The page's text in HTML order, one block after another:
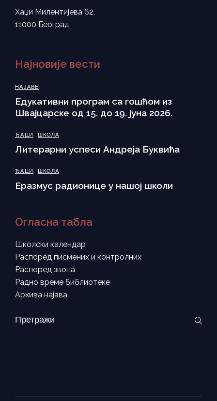
Хаџи Милентијева 62,
11000 Београд
Најновије вести
НАЈАВЕ
Eдукативни програм са гошћом из
Швајцарске од 15. до 19. јуна 2026.
ЂАЦИ ШКОЛА
Литерарни успеси Андреја Буквића
ЂАЦИ ШКОЛА
Еразмус радионице у нашој школи
Огласна табла
Школски календар
Распоред писмених и контролних
Распоред звона
Радно време библиотеке
Архива најава
Search
for: